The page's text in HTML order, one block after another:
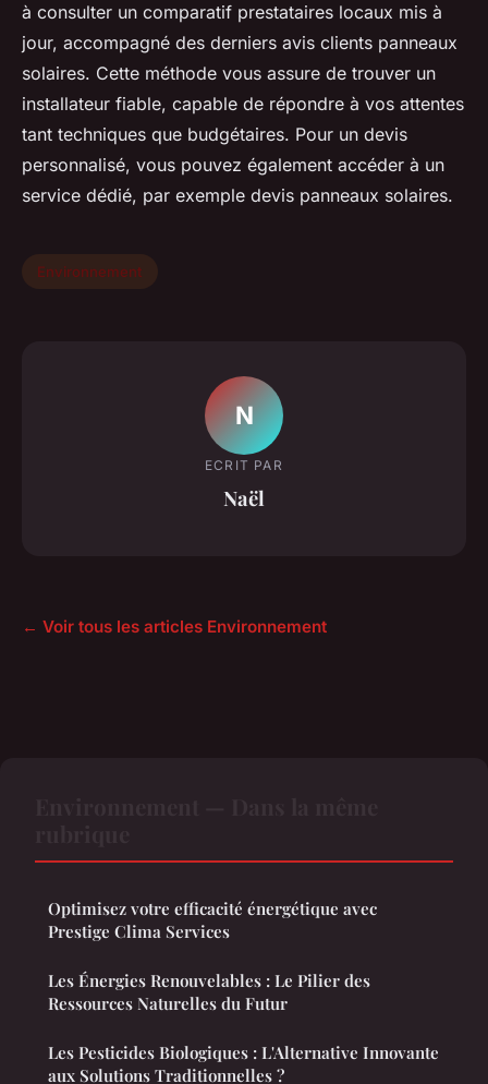
à consulter un comparatif prestataires locaux mis à
jour, accompagné des derniers avis clients panneaux
solaires. Cette méthode vous assure de trouver un
installateur fiable, capable de répondre à vos attentes
tant techniques que budgétaires. Pour un devis
personnalisé, vous pouvez également accéder à un
service dédié, par exemple devis panneaux solaires.
Environnement
N
ECRIT PAR
Naël
← Voir tous les articles Environnement
Optimisez votre efficacité énergétique avec
Prestige Clima Services
Les Énergies Renouvelables : Le Pilier des
Ressources Naturelles du Futur
Les Pesticides Biologiques : L'Alternative Innovante
aux Solutions Traditionnelles ?